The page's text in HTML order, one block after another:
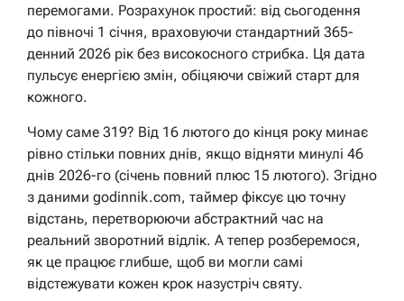
перемогами. Розрахунок простий: від сьогодення
до півночі 1 січня, враховуючи стандартний 365-
денний 2026 рік без високосного стрибка. Ця дата
пульсує енергією змін, обіцяючи свіжий старт для
кожного.
Чому саме 319? Від 16 лютого до кінця року минає
рівно стільки повних днів, якщо відняти минулі 46
днів 2026-го (січень повний плюс 15 лютого). Згідно
з даними godinnik.com, таймер фіксує цю точну
відстань, перетворюючи абстрактний час на
реальний зворотний відлік. А тепер розберемося,
як це працює глибше, щоб ви могли самі
відстежувати кожен крок назустріч святу.